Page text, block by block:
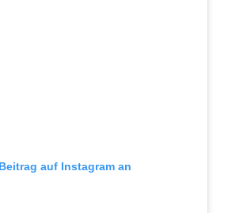
auf Instagram an